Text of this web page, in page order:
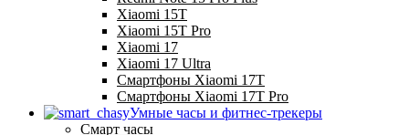
Xiaomi 15T
Xiaomi 15T Pro
Xiaomi 17
Xiaomi 17 Ultra
Смартфоны Xiaomi 17Т
Смартфоны Xiaomi 17Т Pro
Умные часы и фитнес-трекеры
Смарт часы